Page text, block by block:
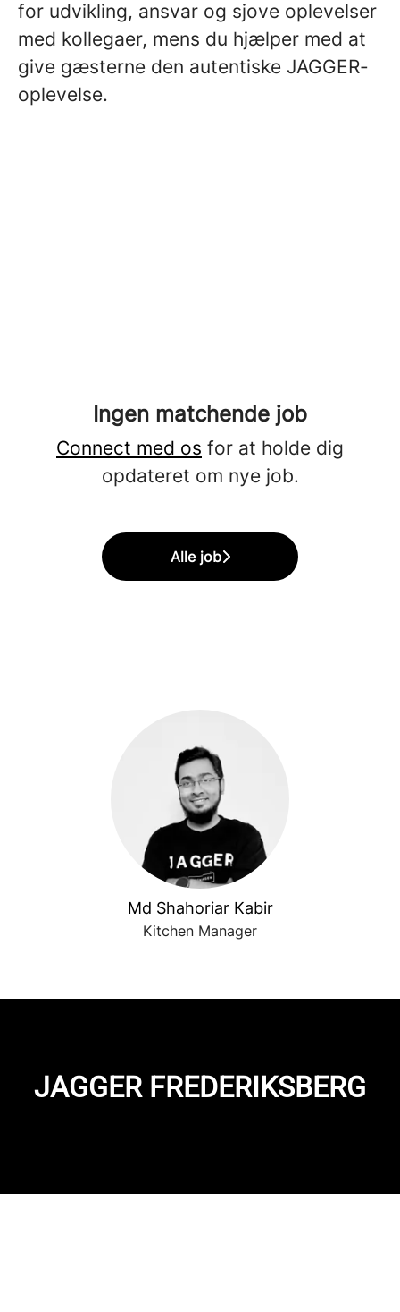
for udvikling, ansvar og sjove oplevelser
med kollegaer, mens du hjælper med at
give gæsterne den autentiske JAGGER-
oplevelse.
Ingen matchende job
Connect med os for at holde dig
opdateret om nye job.
Alle job
Md Shahoriar Kabir
Kitchen Manager
JAGGER FREDERIKSBERG